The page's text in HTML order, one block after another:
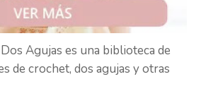
Agujas es una biblioteca de
de crochet, dos agujas y otras